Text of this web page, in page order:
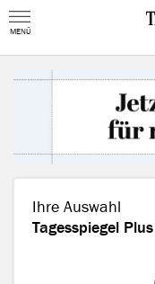
MENÜ
Ihre Auswahl
Tagesspiegel Plus